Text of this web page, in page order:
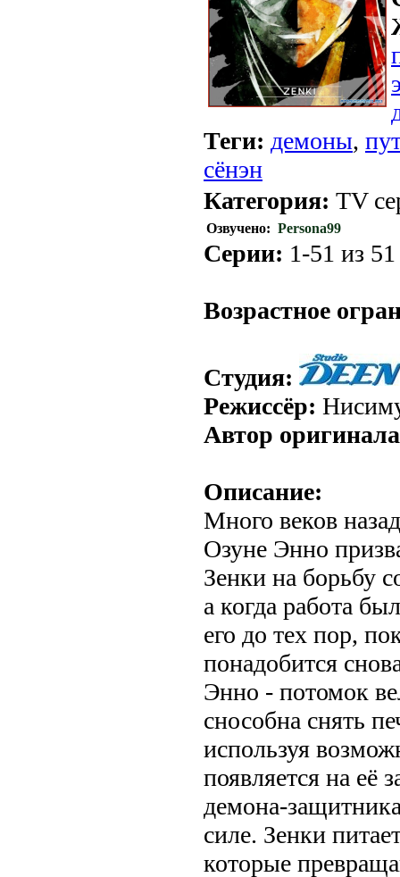
Теги: демоны,
сёнэн
Категория: TV
Озвучено: Persona99
Серии: 1-51 из
Возрастное
Студия:
Режиссёр:
Автор
Описание:
Много веков
Озуне Энно
Зенки на борьбу
а когда работа
его до тех пор,
понадобится
Энно - потомок
снособна снять
используя
появляется на её
демона-
силе. Зенки
которые